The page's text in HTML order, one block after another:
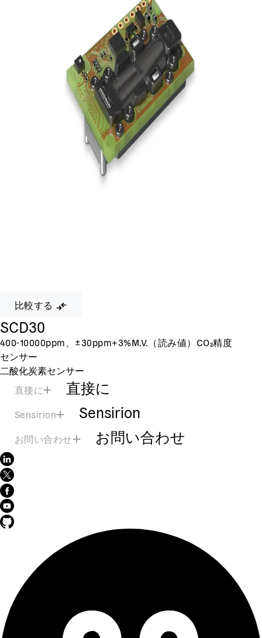
比較する
SCD30
400-10000ppm、±30ppm+3%M.V.（読み値）CO₂精度
センサー
二酸化炭素センサー
直接に
直接に
Sensirion Sensirion
お問い合わせ お問い合わせ